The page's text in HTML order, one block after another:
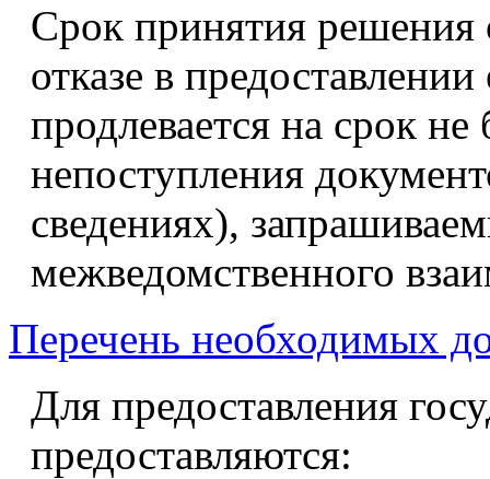
Срок принятия решения
отказе в
продлевается на срок
непоступления
сведениях),
межведомственного
Перечень необходимых
Для предоставления
предоставляются: